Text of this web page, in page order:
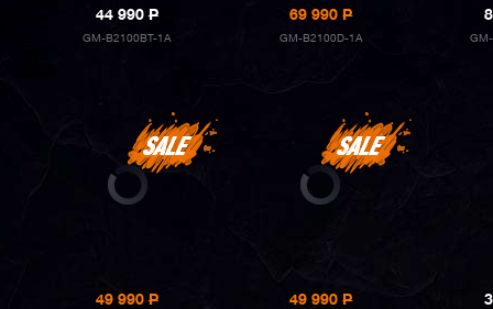
44 990P
GM-B2100BT-1A
69 990P
GM-B2100D-1A
49 990P 49 990P